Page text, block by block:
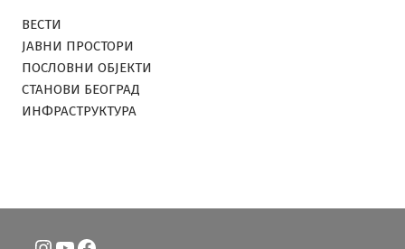
ВЕСТИ
ЈАВНИ ПРОСТОРИ
ПОСЛОВНИ ОБЈЕКТИ
СТАНОВИ БЕОГРАД
ИНФРАСТРУКТУРА